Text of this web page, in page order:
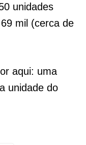
unidades
mil (cerca de
aqui: uma
unidade do